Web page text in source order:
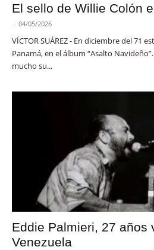
El sello de Willie Colón
- 04/05/2026
VÍCTOR SUÁREZ - En diciembre del 71
Panamá, en el álbum “Asalto
mucho su...
Eddie Palmieri, 27 años
Venezuela